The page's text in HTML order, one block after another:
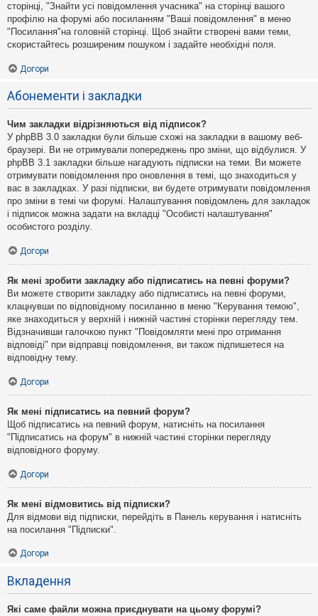
сторінці, "Знайти усі повідомлення учасника" на сторінці вашого
профілю на форумі або посиланням "Ваші повідомлення" в меню
"Посилання"на головній сторінці. Щоб знайти створені вами теми,
скористайтесь розширеним пошуком і задайте необхідні поля.
Догори
Абонементи і закладки
Чим закладки відрізняються від підписок?
У phpBB 3.0 закладки були більше схожі на закладки в вашому веб-
браузері. Ви не отримували попереджень про зміни, що відбулися. У
phpBB 3.1 закладки більше нагадують підписки на теми. Ви можете
отримувати повідомлення про оновлення в темі, що знаходиться у
вас в закладках. У разі підписки, ви будете отримувати повідомлення
про зміни в темі чи форумі. Налаштування повідомлень для закладок
і підписок можна задати на вкладці "Особисті налаштування"
особистого розділу.
Догори
Як мені зробити закладку або підписатись на певні форуми?
Ви можете створити закладку або підписатись на певні форуми,
клацнувши по відповідному посиланню в меню "Керування темою",
яке знаходиться у верхній і нижній частині сторінки перегляду тем.
Відзначивши галочкою пункт "Повідомляти мені про отримання
відповіді" при відправці повідомлення, ви також підпишетеся на
відповідну тему.
Догори
Як мені підписатись на певний форум?
Щоб підписатись на певний форум, натисніть на посилання
"Підписатись на форум" в нижній частині сторінки перегляду
відповідного форуму.
Догори
Як мені відмовитись від підписки?
Для відмови від підписки, перейдіть в Панель керування і натисніть
на посилання "Підписки".
Догори
Вкладення
Які саме файли можна приєднувати на цьому форумі?